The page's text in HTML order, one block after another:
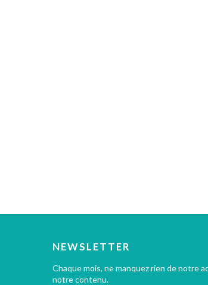
NEWSLETTER
Chaque mois, ne manquez rien de notre
notre contenu.